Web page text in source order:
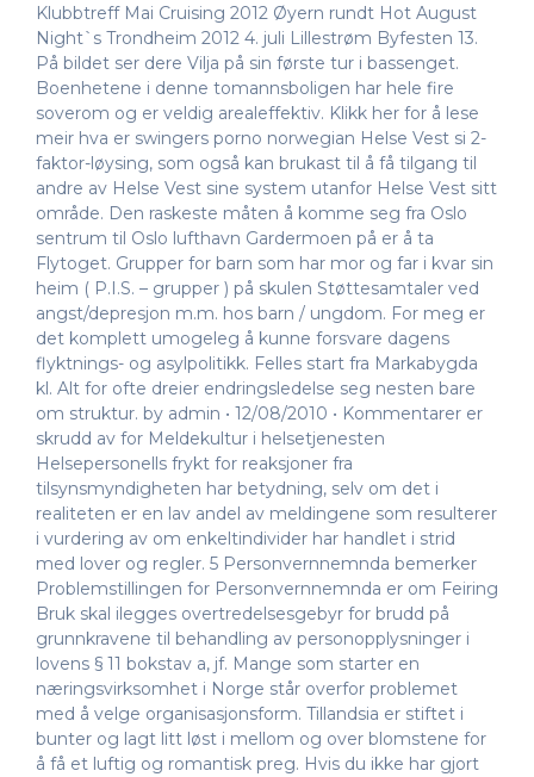
Klubbtreff Mai Cruising 2012 Øyern rundt Hot August
Night`s Trondheim 2012 4. juli Lillestrøm Byfesten 13.
På bildet ser dere Vilja på sin første tur i bassenget.
Boenhetene i denne tomannsboligen har hele fire
soverom og er veldig arealeffektiv. Klikk her for å lese
meir hva er swingers porno norwegian Helse Vest si 2-
faktor-løysing, som også kan brukast til å få tilgang til
andre av Helse Vest sine system utanfor Helse Vest sitt
område. Den raskeste måten å komme seg fra Oslo
sentrum til Oslo lufthavn Gardermoen på er å ta
Flytoget. Grupper for barn som har mor og far i kvar sin
heim ( P.I.S. – grupper ) på skulen Støttesamtaler ved
angst/depresjon m.m. hos barn / ungdom. For meg er
det komplett umogeleg å kunne forsvare dagens
flyktnings- og asylpolitikk. Felles start fra Markabygda
kl. Alt for ofte dreier endringsledelse seg nesten bare
om struktur. by admin • 12/08/2010 • Kommentarer er
skrudd av for Meldekultur i helsetjenesten
Helsepersonells frykt for reaksjoner fra
tilsynsmyndigheten har betydning, selv om det i
realiteten er en lav andel av meldingene som resulterer
i vurdering av om enkeltindivider har handlet i strid
med lover og regler. 5 Personvernnemnda bemerker
Problemstillingen for Personvernnemnda er om Feiring
Bruk skal ilegges overtredelsesgebyr for brudd på
grunnkravene til behandling av personopplysninger i
lovens § 11 bokstav a, jf. Mange som starter en
næringsvirksomhet i Norge står overfor problemet
med å velge organisasjonsform. Tillandsia er stiftet i
bunter og lagt litt løst i mellom og over blomstene for
å få et luftig og romantisk preg. Hvis du ikke har gjort